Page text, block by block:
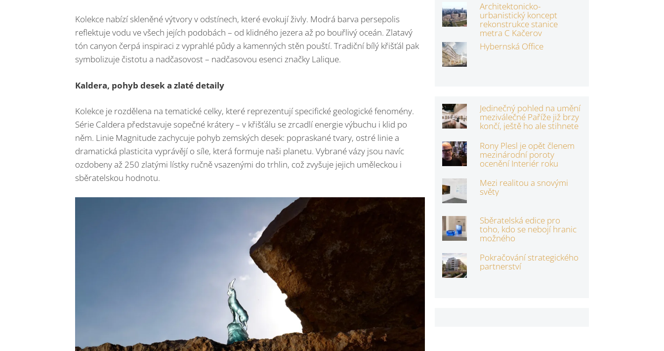
Kolekce nabízí skleněné výtvory v odstínech, které evokují živly. Modrá barva persepolis
reflektuje vodu ve všech jejích podobách – od klidného jezera až po bouřlivý oceán. Zlatavý
tón canyon čerpá inspiraci z vyprahlé půdy a kamenných stěn pouští. Tradiční bílý křišťál pak
symbolizuje čistotu a nadčasovost – nadčasovou esenci značky Lalique.
Kaldera, pohyb desek a zlaté detaily
Kolekce je rozdělena na tematické celky, které reprezentují specifické geologické fenomény.
Série Caldera představuje sopečné krátery – v křišťálu se zrcadlí energie výbuchu i klid po
něm. Linie Magnitude zachycuje pohyb zemských desek: popraskané tvary, ostré linie a
dramatická plasticita vyprávějí o síle, která formuje naši planetu. Vybrané vázy jsou navíc
ozdobeny až 250 zlatými lístky ručně vsazenými do trhlin, což zvyšuje jejich uměleckou i
sběratelskou hodnotu.
Architektonicko-
urbanistický koncept
rekonstrukce stanice
metra C Kačerov
Hybernská Office
Jedinečný pohled na umění
meziválečné Paříže již brzy
končí, ještě ho ale stihnete
Rony Plesl je opět členem
mezinárodní poroty
ocenění Interiér roku
Mezi realitou a snovými
světy
Sběratelská edice pro
toho, kdo se nebojí hranic
možného
Pokračování strategického
partnerství